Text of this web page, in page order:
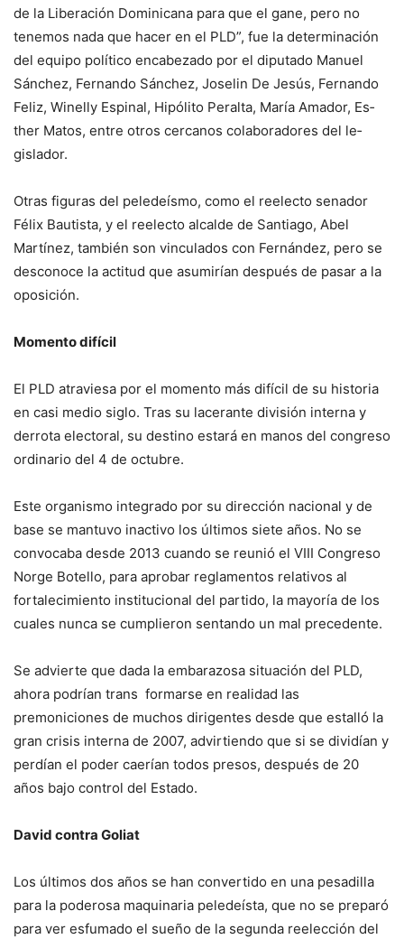
de la Liberación Do­minicana para que el gane, pero no
tenemos nada que hacer en el PLD”, fue la de­terminación
del equipo po­lítico encabezado por el di­putado Manuel
Sánchez, Fernando Sánchez, Joselin De Jesús, Fernando
Feliz, Winelly Espinal, Hipólito Peralta, María Amador, Es­
ther Matos, entre otros cer­canos colaboradores del le­
gislador.
Otras figuras del pele­deísmo, como el reelecto senador
Félix Bautista, y el reelecto alcalde de San­tiago, Abel
Martínez, tam­bién son vinculados con Fernández, pero se
desco­noce la actitud que asumi­rían después de pasar a la
oposición.
Momento difícil
El PLD atraviesa por el momento más difícil de su historia
en casi medio siglo. Tras su lacerante di­visión interna y
derrota electoral, su destino esta­rá en manos del congreso
ordinario del 4 de octubre.
Este organismo integra­do por su dirección nacio­nal y de
base se mantuvo inactivo los últimos sie­te años. No se
convocaba desde 2013 cuando se re­unió el VIII Congreso
Nor­ge Botello, para aprobar reglamentos relativos al
fortalecimiento institucio­nal del partido, la mayo­ría de los
cuales nunca se cumplieron sentando un mal precedente.
Se advierte que dada la embarazosa situación del PLD,
ahora podrían trans­ formarse en realidad las
premoniciones de muchos dirigentes desde que esta­lló la
gran crisis interna de 2007, advirtiendo que si se dividían y
perdían el poder caerían todos presos, des­pués de 20
años bajo con­trol del Estado.
David contra Goliat
Los últimos dos años se han convertido en una pe­sadilla
para la poderosa maquinaria peledeísta, que no se preparó
para ver es­fumado el sueño de la se­gunda reelección del